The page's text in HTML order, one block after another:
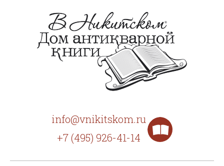
info@vnikitskom.ru
+7 (495) 926-41-14